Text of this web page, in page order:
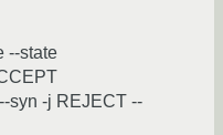
--state
syn -j REJECT --